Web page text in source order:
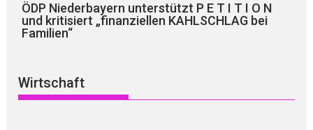
ÖDP Niederbayern unterstützt P E T I T I O N
und kritisiert „finanziellen KAHLSCHLAG bei
Familien“
Wirtschaft